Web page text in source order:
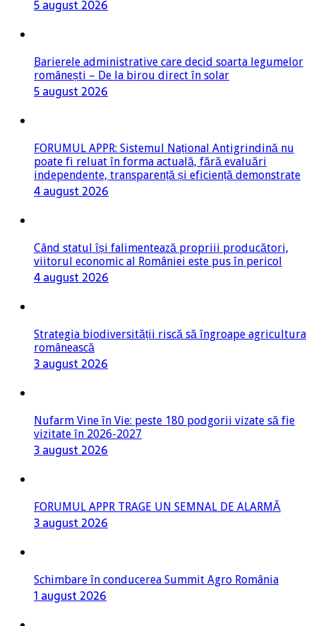
5 august 2026
Barierele administrative care decid soarta legumelor
românești – De la birou direct în solar
5 august 2026
FORUMUL APPR: Sistemul Național Antigrindină nu
poate fi reluat în forma actuală, fără evaluări
independente, transparență și eficiență demonstrate
4 august 2026
Când statul își falimentează propriii producători,
viitorul economic al României este pus în pericol
4 august 2026
Strategia biodiversității riscă să îngroape agricultura
românească
3 august 2026
Nufarm Vine în Vie: peste 180 podgorii vizate să fie
vizitate în 2026-2027
3 august 2026
FORUMUL APPR TRAGE UN SEMNAL DE ALARMĂ
3 august 2026
Schimbare în conducerea Summit Agro România
1 august 2026